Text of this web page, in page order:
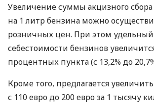
Увеличение суммы акцизного сбора
на 1 литр бензина можно
розничных цен. При этом удельный
себестоимости бензинов
процентных пункта (с 13,2% до
Кроме того, предлагается
с 110 евро до 200 евро за 1 тысячу